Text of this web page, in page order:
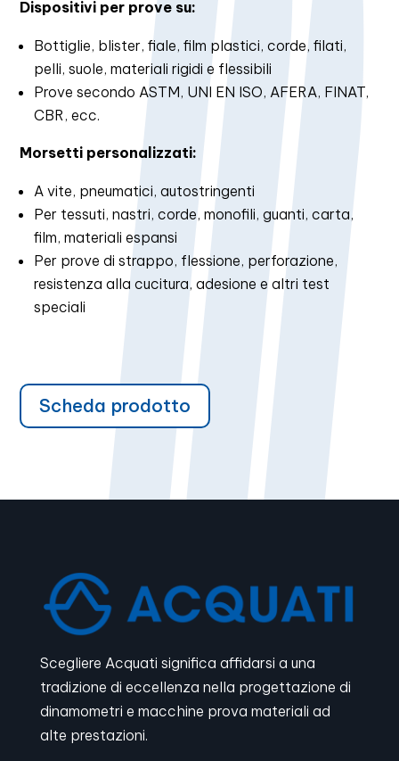
Dispositivi per prove su:
Bottiglie, blister, fiale, film plastici, corde, filati,
pelli, suole, materiali rigidi e flessibili
Prove secondo ASTM, UNI EN ISO, AFERA, FINAT,
CBR, ecc.
Morsetti personalizzati:
A vite, pneumatici, autostringenti
Per tessuti, nastri, corde, monofili, guanti, carta,
film, materiali espansi
Per prove di strappo, flessione, perforazione,
resistenza alla cucitura, adesione e altri test
speciali
Scheda prodotto
Scegliere Acquati significa affidarsi a una
tradizione di eccellenza nella progettazione di
dinamometri e macchine prova materiali ad
alte prestazioni.